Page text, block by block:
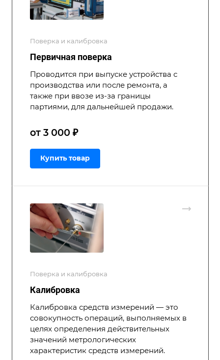
Поверка и калибровка
Первичная поверка
Проводится при выпуске устройства с
производства или после ремонта, а
также при ввозе из-за границы
партиями, для дальнейшей продажи.
от 3 000 ₽
Купить товар
Поверка и калибровка
Калибровка
Калибровка средств измерений — это
совокупность операций, выполняемых в
целях определения действительных
значений метрологических
характеристик средств измерений.